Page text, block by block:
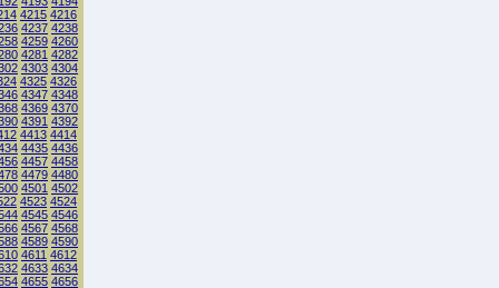
4215 4216
4237 4238
4259 4260
4281 4282
4303 4304
4325 4326
4347 4348
4369 4370
4391 4392
4413 4414
4435 4436
4457 4458
4479 4480
4501 4502
4523 4524
4545 4546
4567 4568
4589 4590
4611 4612
4633 4634
4655 4656